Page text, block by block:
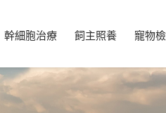
幹細胞治療 飼主照養 寵物